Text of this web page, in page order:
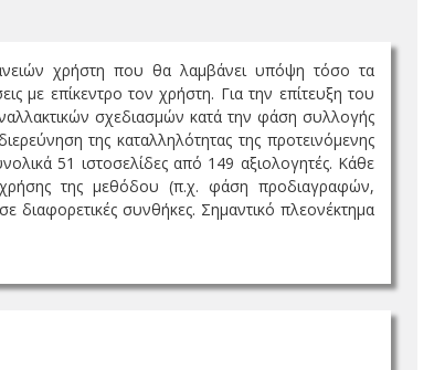
χρήστη που θα λαμβάνει υπόψη τόσο τα
με επίκεντρο τον χρήστη. Για την επίτευξη του
σχεδιασμών κατά την φάση συλλογής
της καταλληλότητας της προτεινόμενης
51 ιστοσελίδες από 149 αξιολογητές. Κάθε
χρήσης της μεθόδου (π.χ. φάση προδιαγραφών,
συνθήκες. Σημαντικό πλεονέκτημα